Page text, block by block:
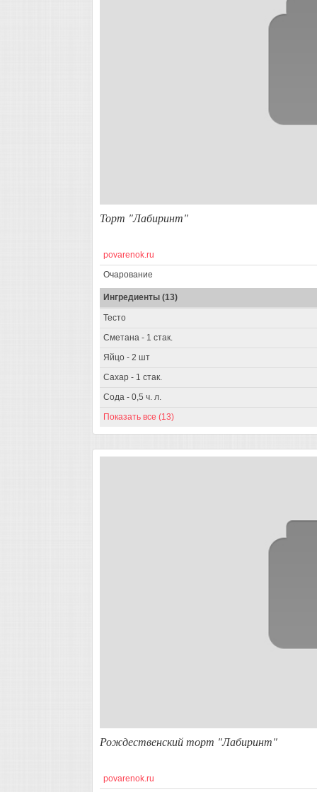
Торт "Лабиринт"
povarenok.ru
Очарование
Ингредиенты (13)
Тесто
Сметана - 1 стак.
Яйцо - 2 шт
Сахар - 1 стак.
Сода - 0,5 ч. л.
Показать все (13)
Рождественский торт "Лабиринт"
povarenok.ru